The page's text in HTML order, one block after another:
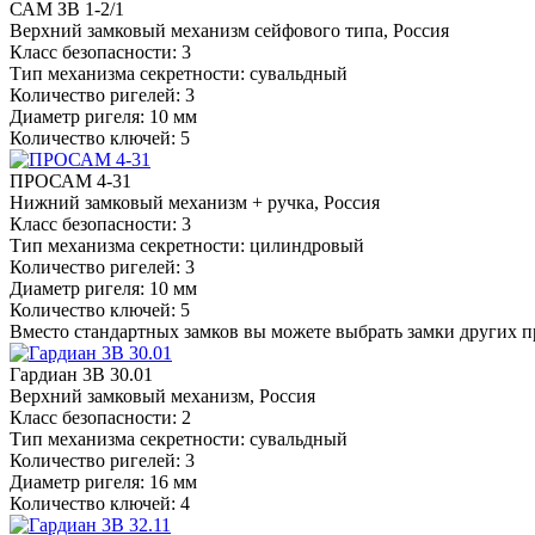
САМ ЗВ 1-2/1
Верхний замковый механизм сейфового типа, Россия
Класс безопасности: 3
Тип механизма секретности: сувальдный
Количество ригелей: 3
Диаметр ригеля: 10 мм
Количество ключей: 5
ПРОСАМ 4-31
Нижний замковый механизм + ручка, Россия
Класс безопасности: 3
Тип механизма секретности: цилиндровый
Количество ригелей: 3
Диаметр ригеля: 10 мм
Количество ключей: 5
Вместо стандартных замков вы можете выбрать замки других
Гардиан 3В 30.01
Верхний замковый механизм, Россия
Класс безопасности: 2
Тип механизма секретности: сувальдный
Количество ригелей: 3
Диаметр ригеля: 16 мм
Количество ключей: 4